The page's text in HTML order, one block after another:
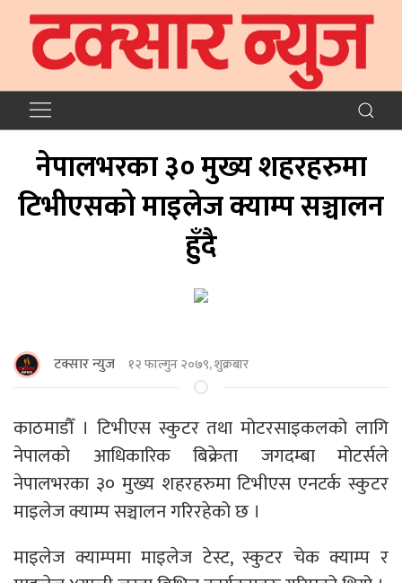
नेपालभरका ३० मुख्य शहरहरुमा
टिभीएसको माइलेज क्याम्प सञ्चालन
हुँदै
टक्सार न्युज १२ फाल्गुन २०७९, शुक्रबार
काठमाडौँ । टिभीएस स्कुटर तथा मोटरसाइकलको लागि
नेपालको आधिकारिक बिक्रेता जगदम्बा मोटर्सले
नेपालभरका ३० मुख्य शहरहरुमा टिभीएस एनटर्क स्कुटर
माइलेज क्याम्प सञ्चालन गरिरहेको छ ।
माइलेज क्याम्पमा माइलेज टेस्ट, स्कुटर चेक क्याम्प र